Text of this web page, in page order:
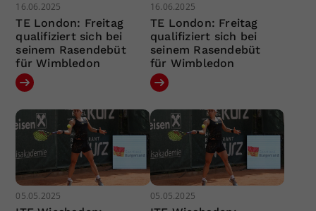
16.06.2025
TE London: Freitag
qualifiziert sich bei
seinem Rasendebüt
für Wimbledon
16.06.2025
TE London: Freitag
qualifiziert sich bei
seinem Rasendebüt
für Wimbledon
05.05.2025 05.05.2025